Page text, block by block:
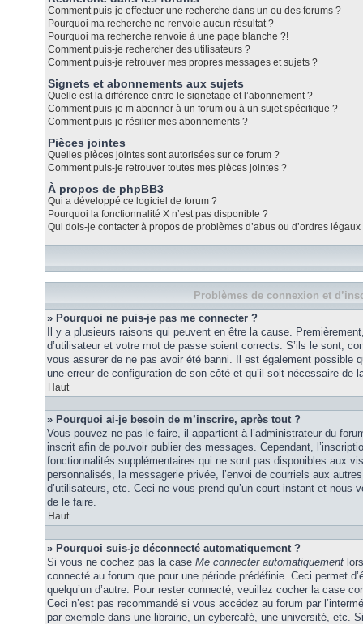
Comment puis-je effectuer une recherche dans un ou des forums ?
Pourquoi ma recherche ne renvoie aucun résultat ?
Pourquoi ma recherche renvoie à une page blanche ?!
Comment puis-je rechercher des utilisateurs ?
Comment puis-je retrouver mes propres messages et sujets ?
Signets et abonnements aux sujets
Quelle est la différence entre le signetage et l’abonnement ?
Comment puis-je m’abonner à un forum ou à un sujet spécifique ?
Comment puis-je résilier mes abonnements ?
Pièces jointes
Quelles pièces jointes sont autorisées sur ce forum ?
Comment puis-je retrouver toutes mes pièces jointes ?
À propos de phpBB3
Qui a développé ce logiciel de forum ?
Pourquoi la fonctionnalité X n’est pas disponible ?
Qui dois-je contacter à propos de problèmes d’abus ou d’ordres
Problèmes de connexion et
» Pourquoi ne puis-je pas me connecter ?
Il y a plusieurs raisons qui peuvent en être la cause.
d’utilisateur et votre mot de passe soient corrects. S’ils le sont,
vous assurer de ne pas avoir été banni. Il est également possible
une erreur de configuration de son côté et qu’il soit nécessaire de
Haut
» Pourquoi ai-je besoin de m’inscrire, après tout ?
Vous pouvez ne pas le faire, il appartient à l’administrateur du
inscrit afin de pouvoir publier des messages. Cependant,
fonctionnalités supplémentaires qui ne sont pas disponibles aux
personnalisés, la messagerie privée, l’envoi de courriels aux
d’utilisateurs, etc. Ceci ne vous prend qu’un court instant et nous
de le faire.
Haut
» Pourquoi suis-je déconnecté automatiquement ?
Si vous ne cochez pas la case Me connecter automatiquement
connecté au forum que pour une période prédéfinie. Ceci permet
quelqu’un d’autre. Pour rester connecté, veuillez cocher la case
Ceci n’est pas recommandé si vous accédez au forum par
par exemple dans une librairie, un cybercafé, une université, etc.